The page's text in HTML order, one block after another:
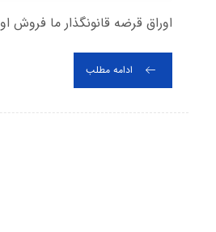
اوراق قرضه قانونگذار ما
ادامه مطلب